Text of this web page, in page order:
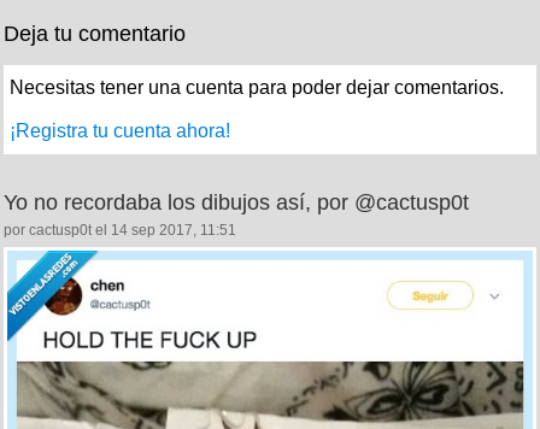
Deja tu comentario
Necesitas tener una cuenta para poder dejar comentarios.
¡Registra tu cuenta ahora!
Yo no recordaba los dibujos así, por @cactusp0t
por cactusp0t el 14 sep 2017, 11:51